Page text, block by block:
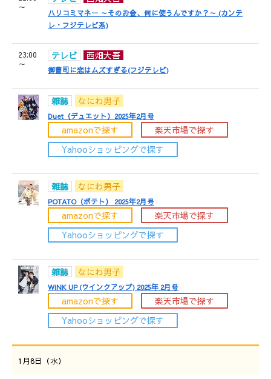
～
ハリコミマネー ～そのお金、何に使うんですか？～ (カンテ
レ・フジテレビ系)
23:00
～
テレビ 西畑大吾
御曹司に恋はムズすぎる(フジテレビ)
雑誌 なにわ男子
Duet（デュエット）2025年2月号
amazonで探す
楽天市場で探す
Yahooショッピングで探す
雑誌 なにわ男子
POTATO（ポテト） 2025年2月号
amazonで探す
楽天市場で探す
Yahooショッピングで探す
雑誌 なにわ男子
WiNK UP (ウインクアップ) 2025年 2月号
amazonで探す
楽天市場で探す
Yahooショッピングで探す
1月8日（水）